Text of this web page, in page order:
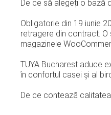
De ce să alegeți o bază
Obligatorie din 19 iunie
retragere din contract.
magazinele
TUYA Bucharest aduce
în confortul casei și al
De ce contează